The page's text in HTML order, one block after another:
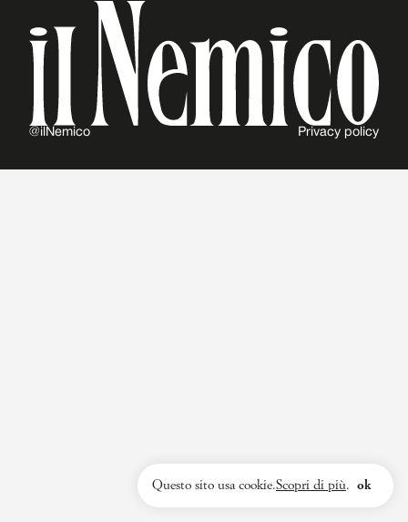
@ilNemico Privacy policy
Questo sito usa cookie.Scopri di più. ok